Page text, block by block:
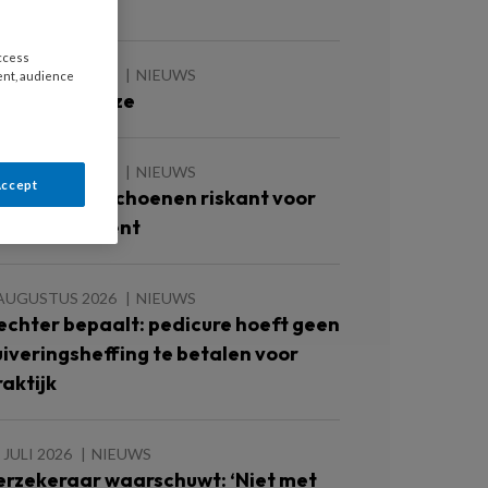
2026 NIEUWS
zomer is roze
NIEUWS
te grote schoenen riskant voor
2026 NIEUWS
bepaalt: pedicure hoeft geen
te betalen voor
JULI 2026 NIEUWS
waarschuwt: ‘Niet met
audience